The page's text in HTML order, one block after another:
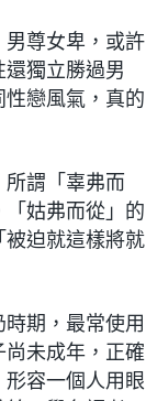
尊女卑，或許
獨立勝過男
戀風氣，真的
謂「辜弗而
姑弗而從」的
迫就這樣將就
期，最常使用
未成年，正確
容一個人用眼